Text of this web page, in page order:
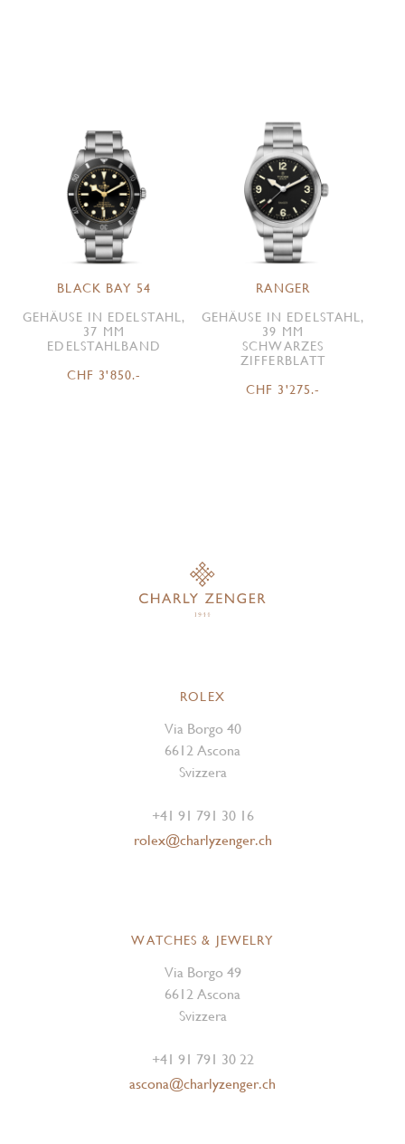
BLACK BAY 54
GEHÄUSE IN EDELSTAHL,
37 MM
EDELSTAHLBAND
CHF 3'850.-
RANGER
GEHÄUSE IN EDELSTAHL,
39 MM
SCHWARZES
ZIFFERBLATT
CHF 3'275.-
ROLEX
Via Borgo 40
6612 Ascona
Svizzera
+41 91 791 30 16
rolex@charlyzenger.ch
WATCHES & JEWELRY
Via Borgo 49
6612 Ascona
Svizzera
+41 91 791 30 22
ascona@charlyzenger.ch